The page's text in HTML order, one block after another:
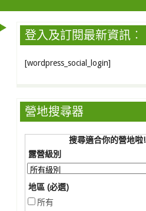
登入及訂閱最新資訊︰
[wordpress_social_login]
營地搜尋器
搜尋適合你的營地啦!
露營級別
地區 (必選)
所有